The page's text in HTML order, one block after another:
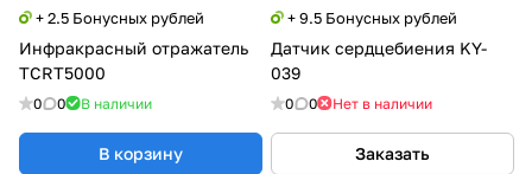
+ 2.5 Бонусных рублей
Инфракрасный отражатель
TCRT5000
0 0 В наличии
В корзину
+ 9.5 Бонусных рублей
Датчик сердцебиения KY-
039
0 0 Нет в наличии
Заказать